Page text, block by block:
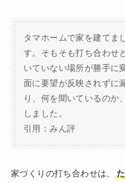
タマホームで家を建てま
す。そもそも打ち合わせ
いていない場所が勝手に
面に要望が反映されずに
り、何を聞いているのか
しました。
引用：みん評
家づくりの打ち合わせは、